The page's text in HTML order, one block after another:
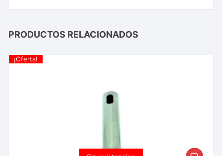
PRODUCTOS RELACIONADOS
¡Oferta!